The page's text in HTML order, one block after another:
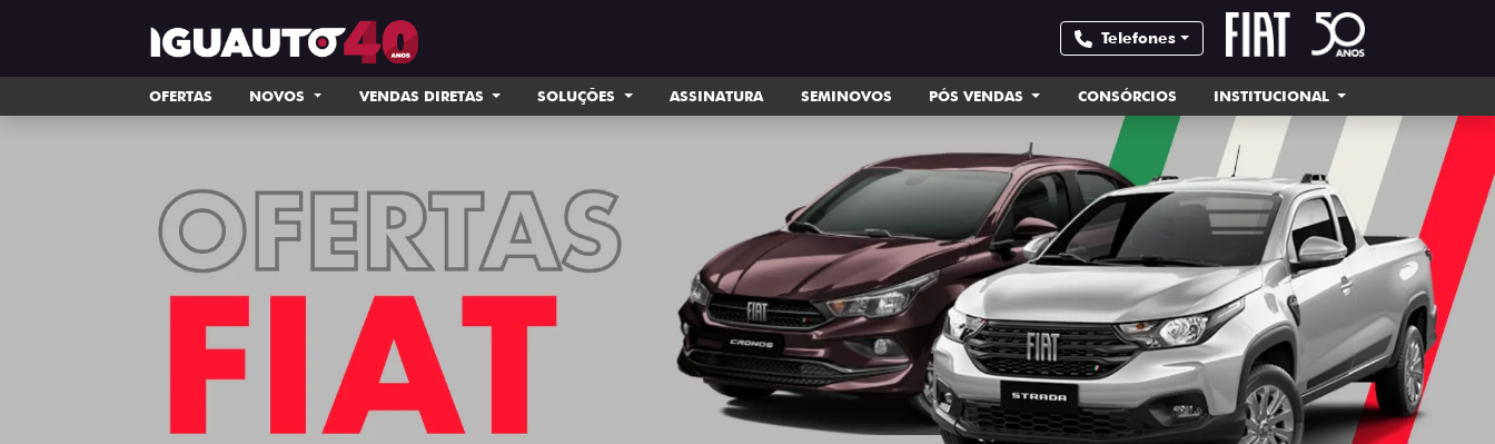
Telefones
OFERTAS NOVOS VENDAS DIRETAS SOLUÇÕES ASSINATURA SEMINOVOS PÓS VENDAS CONSÓRCIOS INSTITUCIONAL